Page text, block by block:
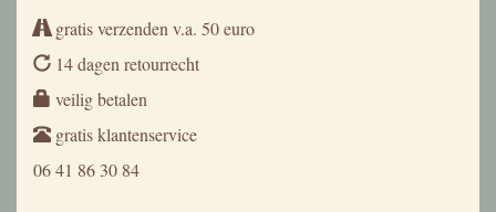
gratis verzenden v.a. 50 euro
14 dagen retourrecht
veilig betalen
gratis klantenservice
06 41 86 30 84